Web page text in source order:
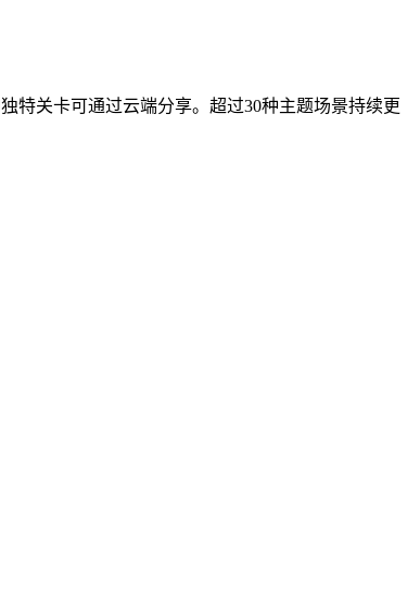
特关卡可通过云端分享。超过30种主题场景持续更